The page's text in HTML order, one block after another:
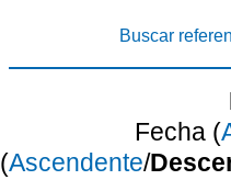
Buscar
Fecha (
(Ascendente/